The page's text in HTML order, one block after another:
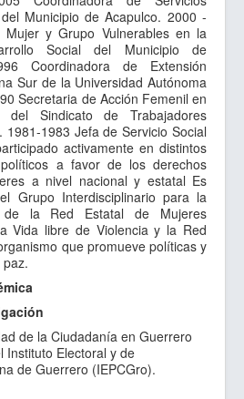
Municipio de Acapulco. 2000 -
y Grupo Vulnerables en la
Social del Municipio de
Coordinadora de Extensión
Sur de la Universidad Autónoma
Secretaria de Acción Femenil en
del Sindicato de Trabajadores
1981-1983 Jefa de Servicio Social
activamente en distintos
a favor de los derechos
a nivel nacional y estatal Es
Grupo Interdisciplinario para la
de la Red Estatal de Mujeres
Vida libre de Violencia y la Red
que promueve políticas y
de la Ciudadanía en Guerrero
Instituto Electoral y de
de Guerrero (IEPCGro).